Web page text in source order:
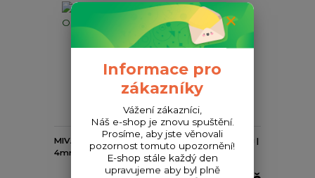
MIVARDI Rapid pellets Easy Catch - Oliheň (5kg |
4mm)
Informace pro
zákazníky
Vážení zákazníci,
Náš e-shop je znovu spuštění.
Prosíme, aby jste věnovali
pozornost tomuto upozornění!
E-shop stále každý den
upravujeme aby byl plně